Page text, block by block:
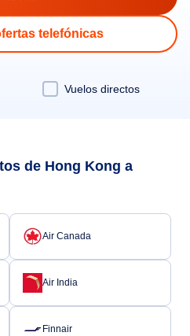
telefónicas
Vuelos directos
de Hong Kong a
Air Canada
Air India
Finnair